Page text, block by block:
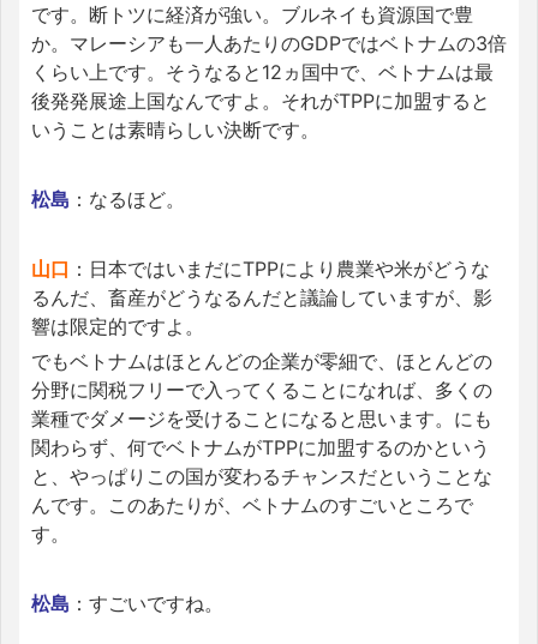
です。断トツに経済が強い。ブルネイも資源国で豊
か。マレーシアも一人あたりのGDPではベトナムの3倍
くらい上です。そうなると12ヵ国中で、ベトナムは最
後発発展途上国なんですよ。それがTPPに加盟すると
いうことは素晴らしい決断です。
松島 ：なるほど。
山口 ：日本ではいまだにTPPにより農業や米がどうな
るんだ、畜産がどうなるんだと議論していますが、影
響は限定的ですよ。
でもベトナムはほとんどの企業が零細で、ほとんどの
分野に関税フリーで入ってくることになれば、多くの
業種でダメージを受けることになると思います。にも
関わらず、何でベトナムがTPPに加盟するのかという
と、やっぱりこの国が変わるチャンスだということな
んです。このあたりが、ベトナムのすごいところで
す。
松島 ：すごいですね。